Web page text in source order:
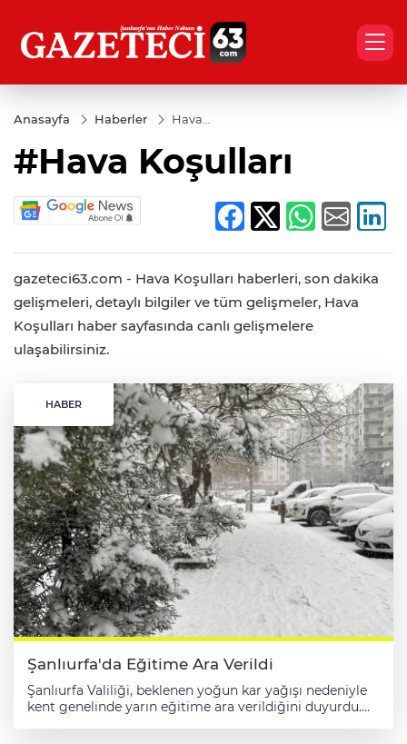
Anasayfa Haberler
Hava
#Hava Koşulları
gazeteci63.com - Hava Koşulları haberleri, son dakika
gelişmeleri, detaylı bilgiler ve tüm gelişmeler, Hava
Koşulları haber sayfasında canlı gelişmelere
ulaşabilirsiniz.
HABER
Şanlıurfa'da Eğitime Ara Verildi
Şanlıurfa Valiliği, beklenen yoğun kar yağışı nedeniyle
kent genelinde yarın eğitime ara verildiğini duyurdu.